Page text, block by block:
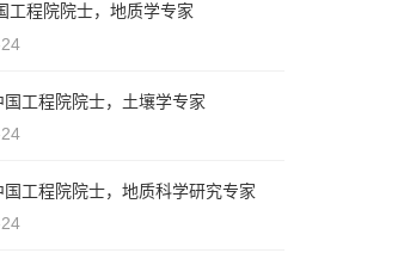
中国工程院院士，地质学专家
春 中国工程院院士，土壤学专家
毓川 中国工程院院士，地质科学研究专家